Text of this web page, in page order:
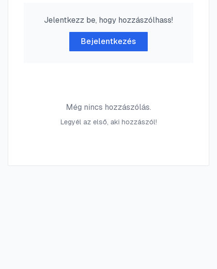
Jelentkezz be, hogy hozzászólhass!
Bejelentkezés
Még nincs hozzászólás.
Legyél az első, aki hozzászól!